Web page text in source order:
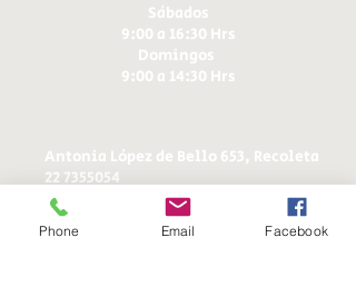
Sábados
9:00 a 16:30 Hrs
Domingos
9:00 a 14:30 Hrs
Antonia López de Bello 653, Recoleta
22 7355054
22 7375725
+56 9 75224598
ducereposteria@gmail.com
Phone Email Facebook